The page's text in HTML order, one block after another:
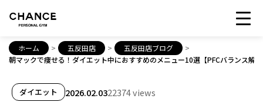
ホーム > 五反田店 > 五反田店ブログ
>
朝マックで痩せる！ダイエット中におすすめのメニュー10選【PFCバランス解
ダイエット 2026.02.0322374 views